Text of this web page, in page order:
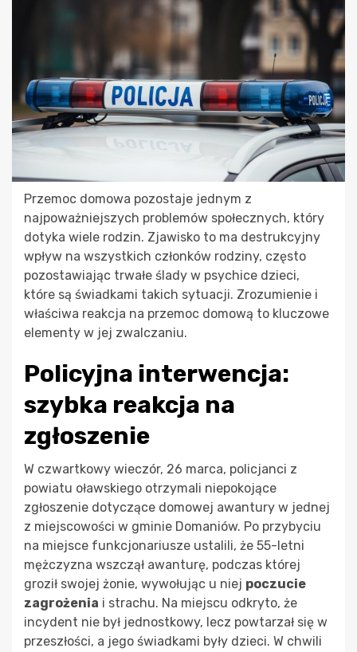
Przemoc domowa pozostaje jednym z
najpoważniejszych problemów społecznych, który
dotyka wiele rodzin. Zjawisko to ma destrukcyjny
wpływ na wszystkich członków rodziny, często
pozostawiając trwałe ślady w psychice dzieci,
które są świadkami takich sytuacji. Zrozumienie i
właściwa reakcja na przemoc domową to kluczowe
elementy w jej zwalczaniu.
Policyjna interwencja:
szybka reakcja na
zgłoszenie
W czwartkowy wieczór, 26 marca, policjanci z
powiatu oławskiego otrzymali niepokojące
zgłoszenie dotyczące domowej awantury w jednej
z miejscowości w gminie Domaniów. Po przybyciu
na miejsce funkcjonariusze ustalili, że 55-letni
mężczyzna wszczął awanturę, podczas której
groził swojej żonie, wywołując u niej poczucie
zagrożenia i strachu. Na miejscu odkryto, że
incydent nie był jednostkowy, lecz powtarzał się w
przeszłości, a jego świadkami były dzieci. W chwili